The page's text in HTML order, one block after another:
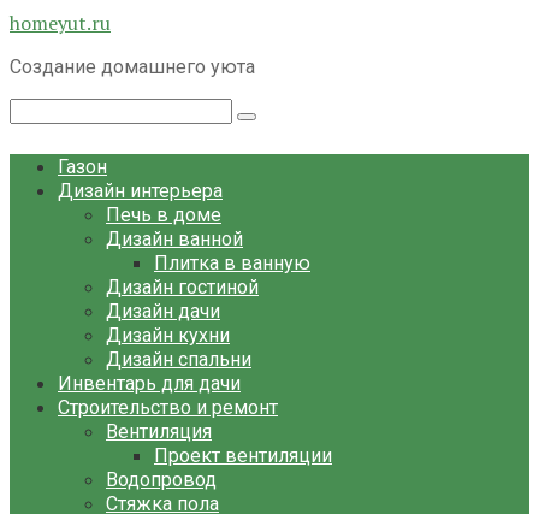
Перейти
контенту
homeyut.ru
Создание домашнего уюта
Газон
Дизайн интерьера
Печь в доме
Дизайн ванной
Плитка в ванную
Дизайн гостиной
Дизайн дачи
Дизайн кухни
Дизайн спальни
Инвентарь для дачи
Строительство и ремонт
Вентиляция
Проект вентиляции
Водопровод
Стяжка пола